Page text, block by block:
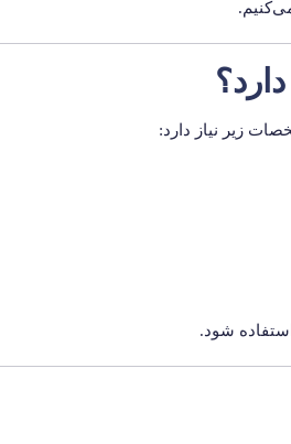
زیر نیاز دارد:
شود.